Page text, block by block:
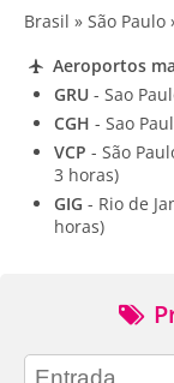
Brasil » São Paulo
Aeroportos
GRU - Sao
CGH - Sao
VCP - São
3 horas)
GIG - Rio de
horas)